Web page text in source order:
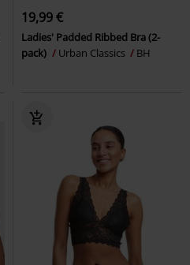
19,99 €
Ladies' Padded Ribbed Bra (2-
pack)
Urban Classics BH